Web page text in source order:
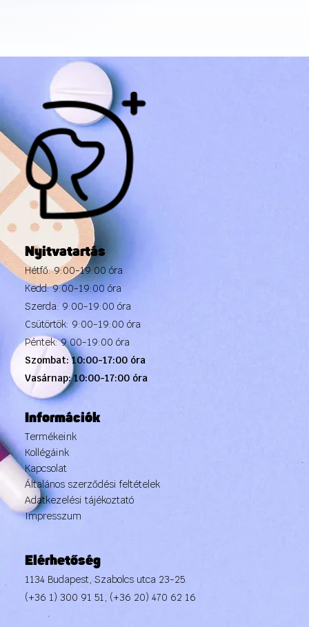
Nyitvatartás
Hétfő: 9:00-19:00 óra
Kedd: 9:00-19:00 óra
Szerda: 9:00-19:00 óra
Csütörtök: 9:00-19:00 óra
Péntek: 9:00-19:00 óra
Szombat: 10:00-17:00 óra
Vasárnap: 10:00-17:00 óra
Információk
Termékeink
Kollégáink
Kapcsolat
Általános szerződési feltételek
Adatkezelési tájékoztató
Impresszum
Elérhetőség
1134 Budapest, Szabolcs utca 23-25.
(+36 1) 300 91 51, (+36 20) 470 62 16